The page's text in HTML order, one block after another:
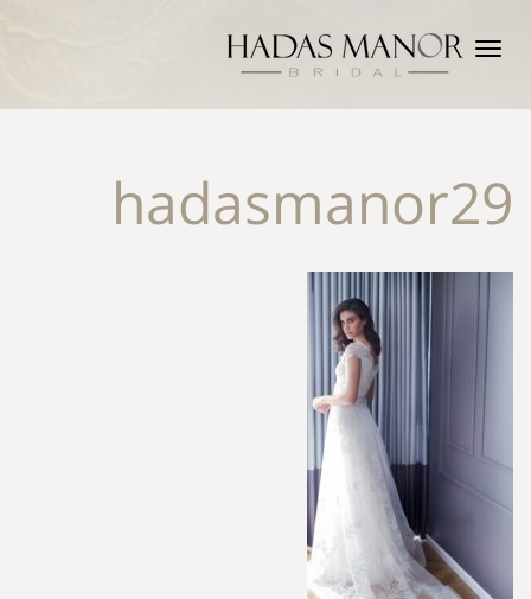
תפריט
hadasmanor29